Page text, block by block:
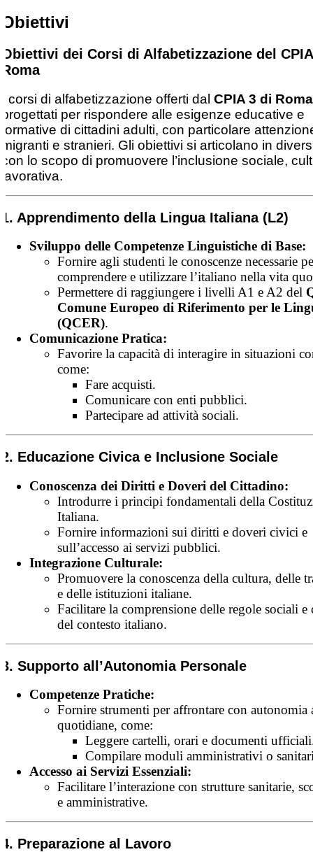
Obiettivi
Obiettivi dei Corsi di Alfabetizzazione del
Roma
I corsi di alfabetizzazione offerti dal CPIA 3 di Roma
progettati per rispondere alle esigenze educative e
formative di cittadini adulti, con particolare
migranti e stranieri. Gli obiettivi si articolano in
con lo scopo di promuovere l’inclusione sociale,
lavorativa.
1. Apprendimento della Lingua Italiana (L2)
Sviluppo delle Competenze Linguistiche di Base:
Fornire agli studenti le conoscenze necessarie
comprendere e utilizzare l’italiano nella vita
Permettere di raggiungere i livelli A1 e A2 del
Comune Europeo di Riferimento per le
(QCER).
Comunicazione Pratica:
Favorire la capacità di interagire in situazioni
come:
Fare acquisti.
Comunicare con enti pubblici.
Partecipare ad attività sociali.
2. Educazione Civica e Inclusione Sociale
Conoscenza dei Diritti e Doveri del Cittadino:
Introdurre i principi fondamentali della
Italiana.
Fornire informazioni sui diritti e doveri civici e
sull’accesso ai servizi pubblici.
Integrazione Culturale:
Promuovere la conoscenza della cultura, delle
e delle istituzioni italiane.
Facilitare la comprensione delle regole sociali e
del contesto italiano.
3. Supporto all’Autonomia Personale
Competenze Pratiche:
Fornire strumenti per affrontare con autonomia
quotidiane, come:
Leggere cartelli, orari e documenti
Compilare moduli amministrativi o
Accesso ai Servizi Essenziali:
Facilitare l’interazione con strutture sanitarie,
e amministrative.
4. Preparazione al Lavoro